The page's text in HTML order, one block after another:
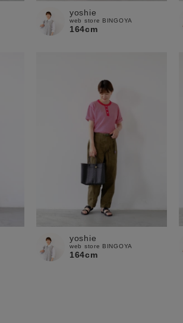
yoshie
web store BINGOYA
164cm
yoshie
web store BINGOYA
164cm